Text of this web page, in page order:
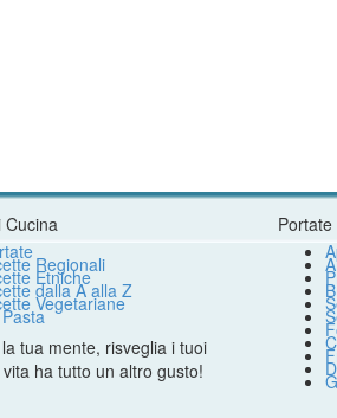
Cucina
Regionali
Etniche
dalla A alla Z
Vegetariane
tua mente, risveglia i tuoi
ha tutto un altro gusto!
Portate